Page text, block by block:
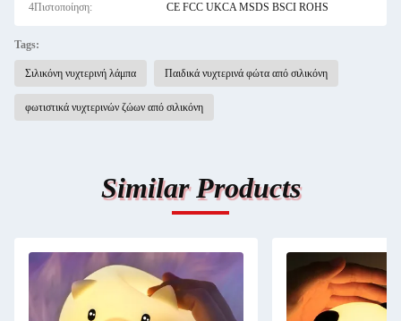
4Πιστοποίηση: CE FCC UKCA MSDS BSCI ROHS
Tags:
Σιλικόνη νυχτερινή λάμπα Παιδικά νυχτερινά φώτα από σιλικόνη
φωτιστικά νυχτερινών ζώων από σιλικόνη
Similar Products